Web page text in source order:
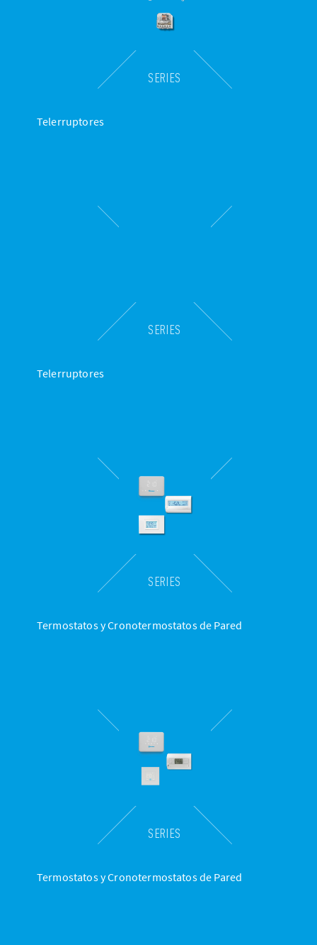
SERIES
Telerruptores
SERIES
Telerruptores
SERIES
Termostatos y Cronotermostatos de Pared
SERIES
Termostatos y Cronotermostatos de Pared